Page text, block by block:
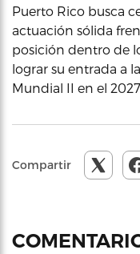
Puerto Rico busca
actuación sólida
posición dentro de
lograr su entrada a
Mundial II en el
Compartir